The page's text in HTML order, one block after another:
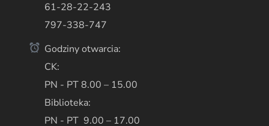
61-28-22-243
797-338-747
Godziny otwarcia:
CK:
PN - PT 8.00 – 15.00
Biblioteka:
PN - PT 9.00 – 17.00